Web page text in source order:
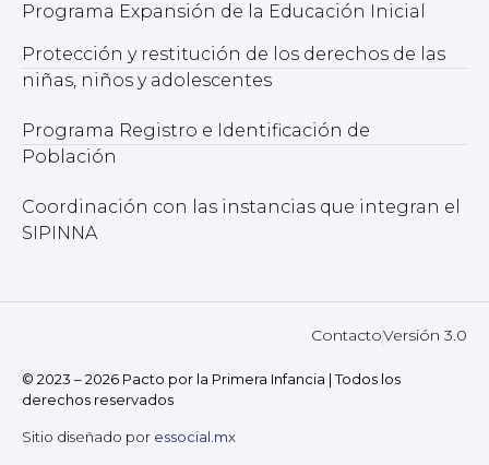
Programa Expansión de la Educación Inicial
Protección y restitución de los derechos de las
niñas, niños y adolescentes
Programa Registro e Identificación de
Población
Coordinación con las instancias que integran el
SIPINNA
© 2023 – 2026 Pacto por la Primera Infancia | Todos los
derechos reservados
Sitio diseñado por essocial.mx
ContactoVersión 3.0